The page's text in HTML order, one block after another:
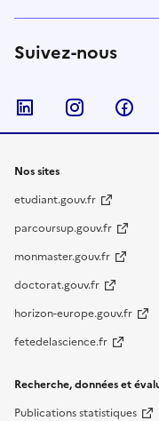
Suivez-nous
Nous suivre sur
Nous
Nos sites
etudiant.gouv.fr
parcoursup.gouv.fr
monmaster.gouv.fr
doctorat.gouv.fr
horizon-europe.gouv.fr
fetedelascience.fr
Recherche, données et
Publications statistiques